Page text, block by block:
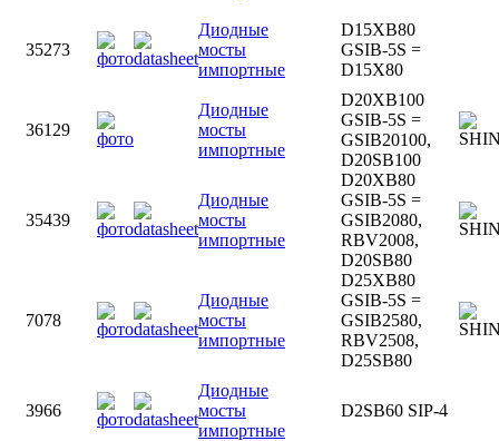
35273
Диодные
мосты
импортные
D15XB80
GSIB-5S =
D15X80
36129
Диодные
мосты
импортные
D20XB100
GSIB-5S =
GSIB20100,
D20SB100
35439
Диодные
мосты
импортные
D20XB80
GSIB-5S =
GSIB2080,
RBV2008,
D20SB80
7078
Диодные
мосты
импортные
D25XB80
GSIB-5S =
GSIB2580,
RBV2508,
D25SB80
3966
Диодные
мосты
импортные
D2SB60 SIP-4